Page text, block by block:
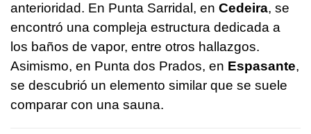
anterioridad. En Punta Sarridal, en Cedeira, se
encontró una compleja estructura dedicada a
los baños de vapor, entre otros hallazgos.
Asimismo, en Punta dos Prados, en Espasante,
se descubrió un elemento similar que se suele
comparar con una sauna.